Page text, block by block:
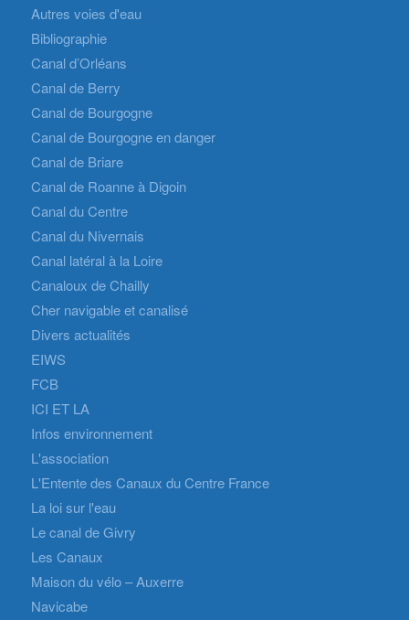
Autres voies d'eau
Bibliographie
Canal d’Orléans
Canal de Berry
Canal de Bourgogne
Canal de Bourgogne en danger
Canal de Briare
Canal de Roanne à Digoin
Canal du Centre
Canal du Nivernais
Canal latéral à la Loire
Canaloux de Chailly
Cher navigable et canalisé
Divers actualités
EIWS
FCB
ICI ET LA
Infos environnement
L'association
L'Entente des Canaux du Centre France
La loi sur l'eau
Le canal de Givry
Les Canaux
Maison du vélo – Auxerre
Navicabe